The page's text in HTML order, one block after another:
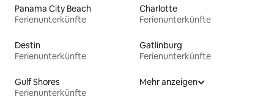
Panama City Beach
Ferienunterkünfte
Charlotte
Ferienunterkünfte
Destin
Ferienunterkünfte
Gatlinburg
Ferienunterkünfte
Gulf Shores
Ferienunterkünfte
Mehr anzeigen